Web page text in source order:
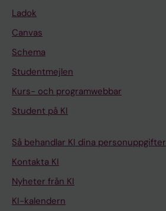
Ladok
Canvas
Schema
Studentmejlen
Kurs- och programwebbar
Student på KI
Så behandlar KI dina personuppgifter
Kontakta KI
Nyheter från KI
KI-kalendern